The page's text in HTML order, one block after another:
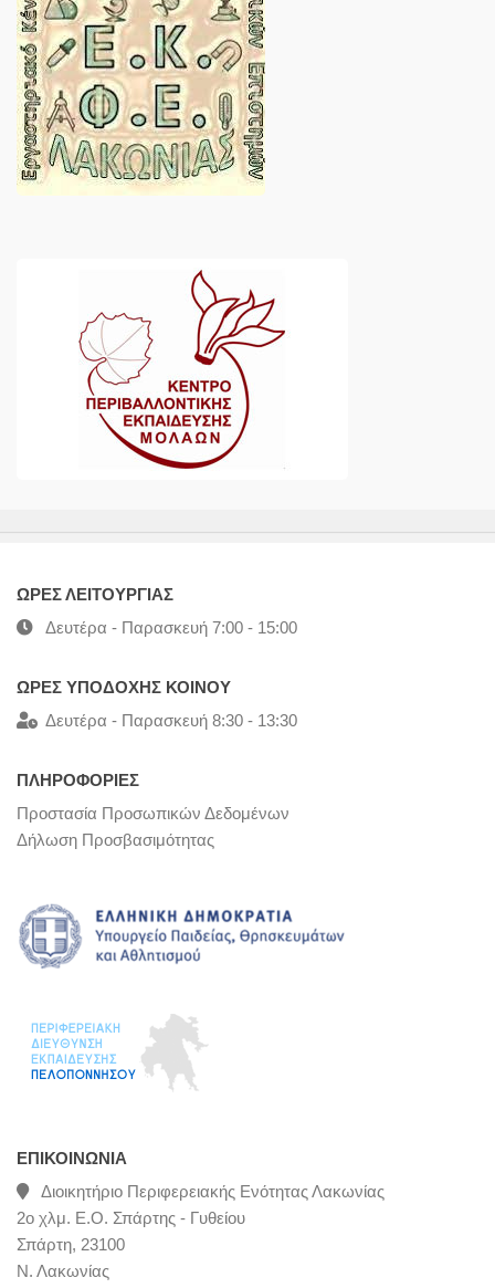
ΩΡΕΣ ΛΕΙΤΟΥΡΓΙΑΣ
Δευτέρα - Παρασκευή 7:00 - 15:00
ΩΡΕΣ ΥΠΟΔΟΧΗΣ ΚΟΙΝΟΥ
Δευτέρα - Παρασκευή 8:30 - 13:30
ΠΛΗΡΟΦΟΡΙΕΣ
Προστασία Προσωπικών Δεδομένων
Δήλωση Προσβασιμότητας
ΕΠΙΚΟΙΝΩΝΊΑ
Διοικητήριο Περιφερειακής Ενότητας Λακωνίας
2ο χλμ. Ε.Ο. Σπάρτης - Γυθείου
Σπάρτη, 23100
Ν. Λακωνίας